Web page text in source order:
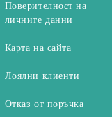
Поверителност на
личните данни
Карта на сайта
Лоялни клиенти
Отказ от поръчка